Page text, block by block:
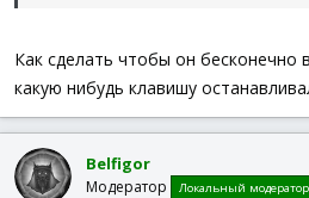
Как сделать чтобы он бесконечно
какую нибудь клавишу
Belfigor
Модератор Локальный модератор